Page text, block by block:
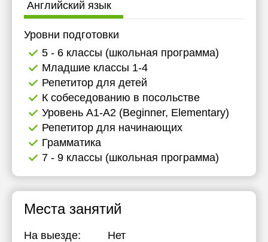
Английский язык
Уровни подготовки
5 - 6 классы (школьная программа)
Младшие классы 1-4
Репетитор для детей
К собеседованию в посольстве
Уровень А1-А2 (Beginner, Elementary)
Репетитор для начинающих
Грамматика
7 - 9 классы (школьная программа)
Места занятий
На выезде: Нет